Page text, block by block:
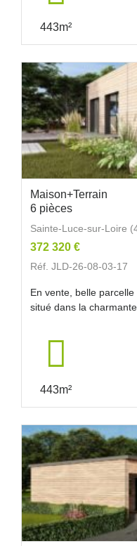
443m²
Maison+Terrain
6 pièces
Sainte-Luce-sur-Loire
372 320 €
Réf. JLD-26-08-03-17
En vente, belle
situé dans la charmante
443m²